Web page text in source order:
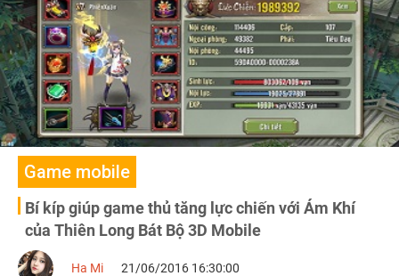
Game mobile
Bí kíp giúp game thủ tăng lực chiến với Ám Khí
của Thiên Long Bát Bộ 3D Mobile
Ha Mi 21/06/2016 16:30:00